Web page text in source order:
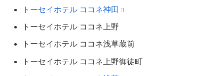
トーセイホテル ココネ神田
トーセイホテル ココネ上野
トーセイホテル ココネ浅草蔵前
トーセイホテル ココネ上野御徒町